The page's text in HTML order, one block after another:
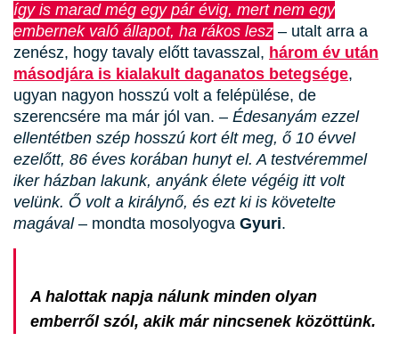
így is marad még egy pár évig, mert nem egy
embernek való állapot, ha rákos lesz – utalt arra a
zenész, hogy tavaly előtt tavasszal, három év után
másodjára is kialakult daganatos betegsége,
ugyan nagyon hosszú volt a felépülése, de
szerencsére ma már jól van. – Édesanyám ezzel
ellentétben szép hosszú kort élt meg, ő 10 évvel
ezelőtt, 86 éves korában hunyt el. A testvéremmel
iker házban lakunk, anyánk élete végéig itt volt
velünk. Ő volt a királynő, és ezt ki is követelte
magával – mondta mosolyogva Gyuri.
A halottak napja nálunk minden olyan
emberről szól, akik már nincsenek közöttünk.